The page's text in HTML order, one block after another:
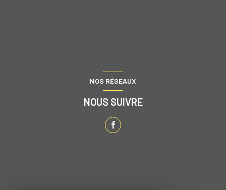
NOS RÉSEAUX
NOUS SUIVRE